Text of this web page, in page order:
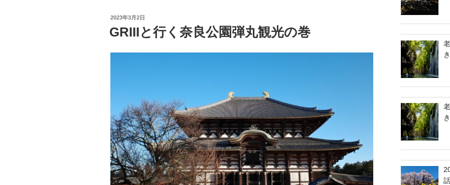
e
b
投
日:
2023年3月2日
GRIIIと行く奈良公園弾丸観光の巻
話